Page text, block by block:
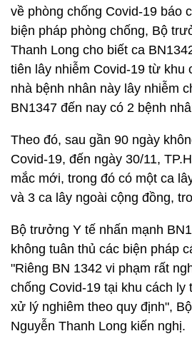
về phòng chống Covid-19 báo
biện pháp phòng chống, Bộ
Thanh Long cho biết ca
tiên lây nhiễm Covid-19 từ khu
nhà bệnh nhân này lây nhiễm
BN1347 đến nay có 2 bệnh
Theo đó, sau gần 90 ngày
Covid-19, đến ngày 30/11,
mắc mới, trong đó có một ca
và 3 ca lây ngoài cộng đồng,
Bộ trưởng Y tế nhấn mạnh
không tuân thủ các biện pháp
"Riêng BN 1342 vi phạm rất
chống Covid-19 tại khu cách ly
xử lý nghiêm theo quy định",
Nguyễn Thanh Long kiến nghị.